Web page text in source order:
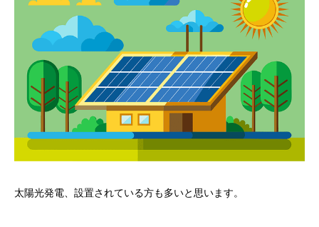
太陽光発電、設置されている方も多いと思います。